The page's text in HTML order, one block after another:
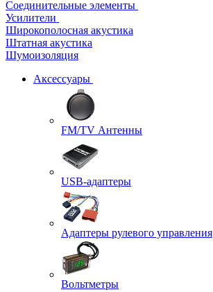
Соединительные элементы
Усилители
Широкополосная акустика
Штатная акустика
Шумоизоляция
Аксессуары
FM/TV Антенны
USB-адаптеры
Адаптеры рулевого управления
Вольтметры